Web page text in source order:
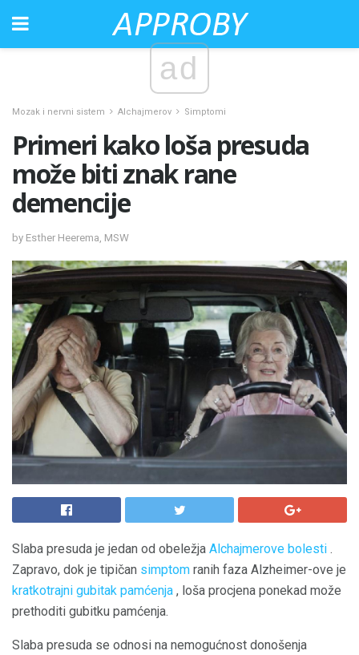
ad
Mozak i nervni sistem Alchajmerov Simptomi
Primeri kako loša presuda
može biti znak rane
demencije
by Esther Heerema, MSW
Slaba presuda je jedan od obeležja Alchajmerove bolesti .
Zapravo, dok je tipičan simptom ranih faza Alzheimer-ove je
kratkotrajni gubitak pamćenja , loša procjena ponekad može
prethoditi gubitku pamćenja.
Slaba presuda se odnosi na nemogućnost donošenja